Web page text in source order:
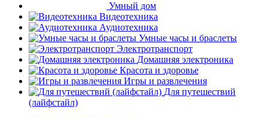
Умный дом
Видеотехника
Аудиотехника
Умные часы и браслеты
Электротранспорт
Домашняя электроника
Красота и здоровье
Игры и развлечения
Для путешествий
(лайфстайл)